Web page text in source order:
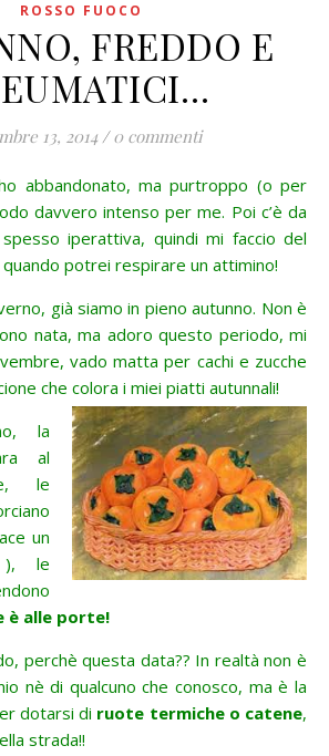
ROSSO FUOCO
FREDDO E
13, 2014/ 0 commenti
davvero intenso per me. Poi c’è da
iperattiva, quindi mi faccio del
quando potrei respirare un attimino!
già siamo in pieno autunno. Non è
nata, ma adoro questo periodo, mi
vado matta per cachi e zucche
che colora i miei piatti autunnali!
la
al
le
un
le
è alle porte!
perchè questa data?? In realtà non è
nè di qualcuno che conosco, ma è la
dotarsi di ruote termiche o catene,
strada!!